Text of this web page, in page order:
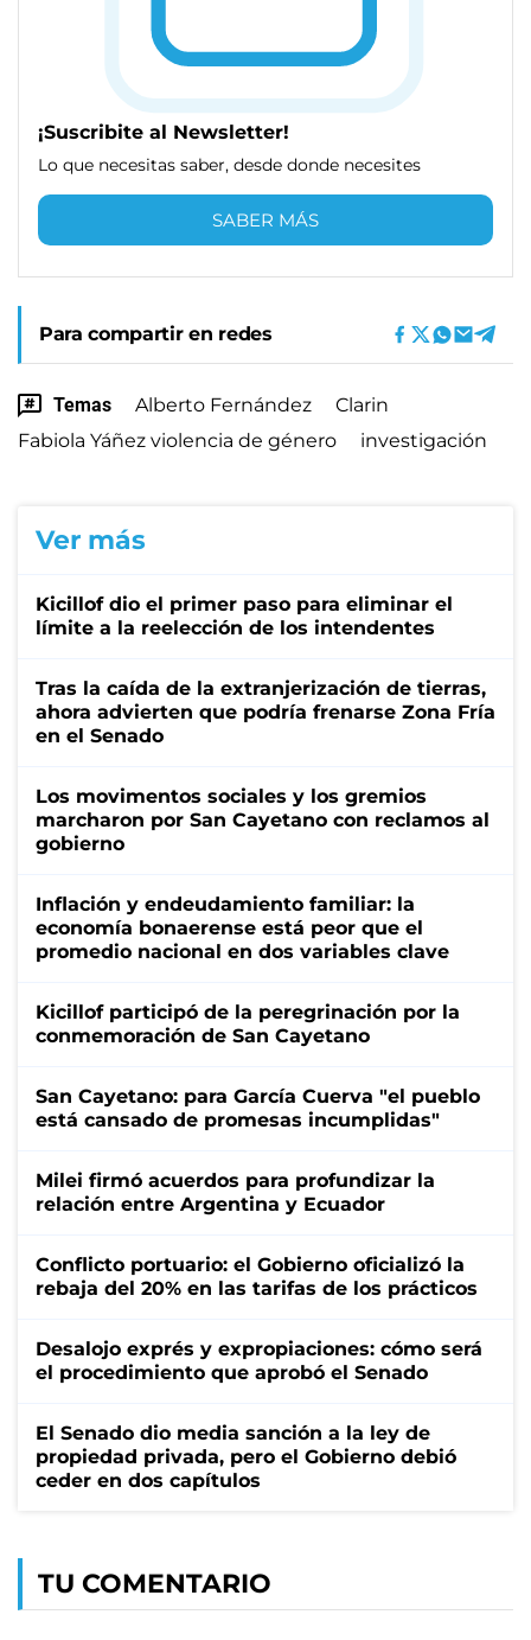
¡Suscribite al Newsletter!
Lo que necesitas saber, desde donde necesites
SABER MÁS
Para compartir en redes
Temas Alberto Fernández
Clarin
Fabiola Yáñez violencia de género
investigación
Ver más
Kicillof dio el primer paso para eliminar el
límite a la reelección de los intendentes
Tras la caída de la extranjerización de tierras,
ahora advierten que podría frenarse Zona Fría
en el Senado
Los movimentos sociales y los gremios
marcharon por San Cayetano con reclamos al
gobierno
Inflación y endeudamiento familiar: la
economía bonaerense está peor que el
promedio nacional en dos variables clave
Kicillof participó de la peregrinación por la
conmemoración de San Cayetano
San Cayetano: para García Cuerva "el pueblo
está cansado de promesas incumplidas"
Milei firmó acuerdos para profundizar la
relación entre Argentina y Ecuador
Conflicto portuario: el Gobierno oficializó la
rebaja del 20% en las tarifas de los prácticos
Desalojo exprés y expropiaciones: cómo será
el procedimiento que aprobó el Senado
El Senado dio media sanción a la ley de
propiedad privada, pero el Gobierno debió
ceder en dos capítulos
TU COMENTARIO